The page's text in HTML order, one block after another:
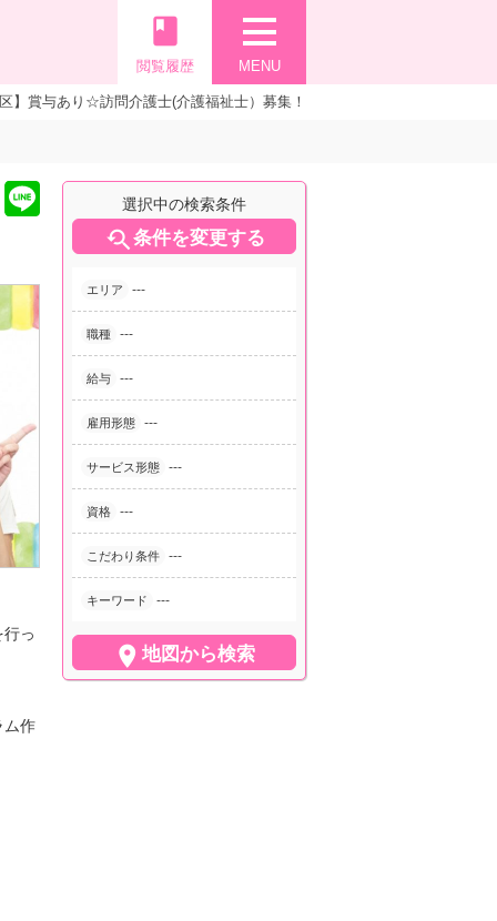
MENU
book
閲覧履歴
】賞与あり☆訪問介護士(介護福祉士）募集！
選択中の検索条件
条件を変更する
エリア ---
職種 ---
給与 ---
雇用形態 ---
サービス形態 ---
資格 ---
こだわり条件 ---
キーワード ---
 地図から検索
行っ
ム作